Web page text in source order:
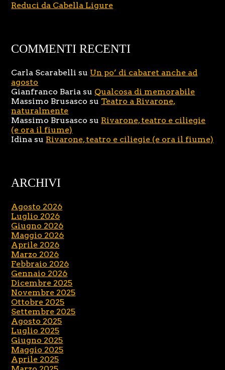
Reduci da Cabella Ligure
COMMENTI RECENTI
Carla Scarabelli su Un po’ di cabaret anche ad
agosto
Gianfranco Baria su Qualcosa di memorabile
Massimo Brusasco su Teatro a Rivarone,
naturalmente
Massimo Brusasco su Rivarone, teatro e ciliegie
(e ora il fiume)
Idina su Rivarone, teatro e ciliegie (e ora il fiume)
ARCHIVI
Agosto 2026
Luglio 2026
Giugno 2026
Maggio 2026
Aprile 2026
Marzo 2026
Febbraio 2026
Gennaio 2026
Dicembre 2025
Novembre 2025
Ottobre 2025
Settembre 2025
Agosto 2025
Luglio 2025
Giugno 2025
Maggio 2025
Aprile 2025